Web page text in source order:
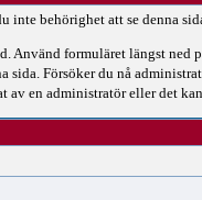
inte behörighet att se denna
Använd formuläret längst ned
sida. Försöker du nå
en administratör eller det